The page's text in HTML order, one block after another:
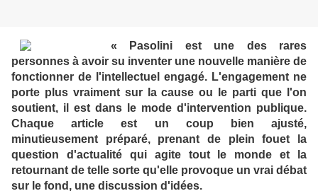
« Pasolini est une des rares
personnes à avoir su inventer une nouvelle manière de
fonctionner de l'intellectuel engagé. L'engagement ne
porte plus vraiment sur la cause ou le parti que l'on
soutient, il est dans le mode d'intervention publique.
Chaque article est un coup bien ajusté,
minutieusement préparé, prenant de plein fouet la
question d'actualité qui agite tout le monde et la
retournant de telle sorte qu'elle provoque un vrai débat
sur le fond, une discussion d'idées.